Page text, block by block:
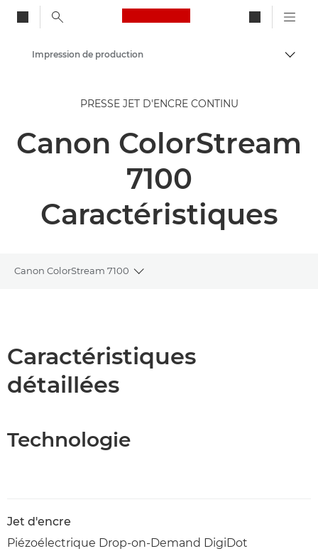
Canon Logo, back to
Solutions et services
Produits professionnels
Impression de production
PRESSE JET D'ENCRE CONTINU
Canon ColorStream
7100
Caractéristiques
Canon ColorStream 7100
Toggle breadcrumbs
Téléchargement au format PDF
Caractéristiques
détaillées
Technologie
Jet d'encre
Piézoélectrique Drop-on-Demand DigiDot